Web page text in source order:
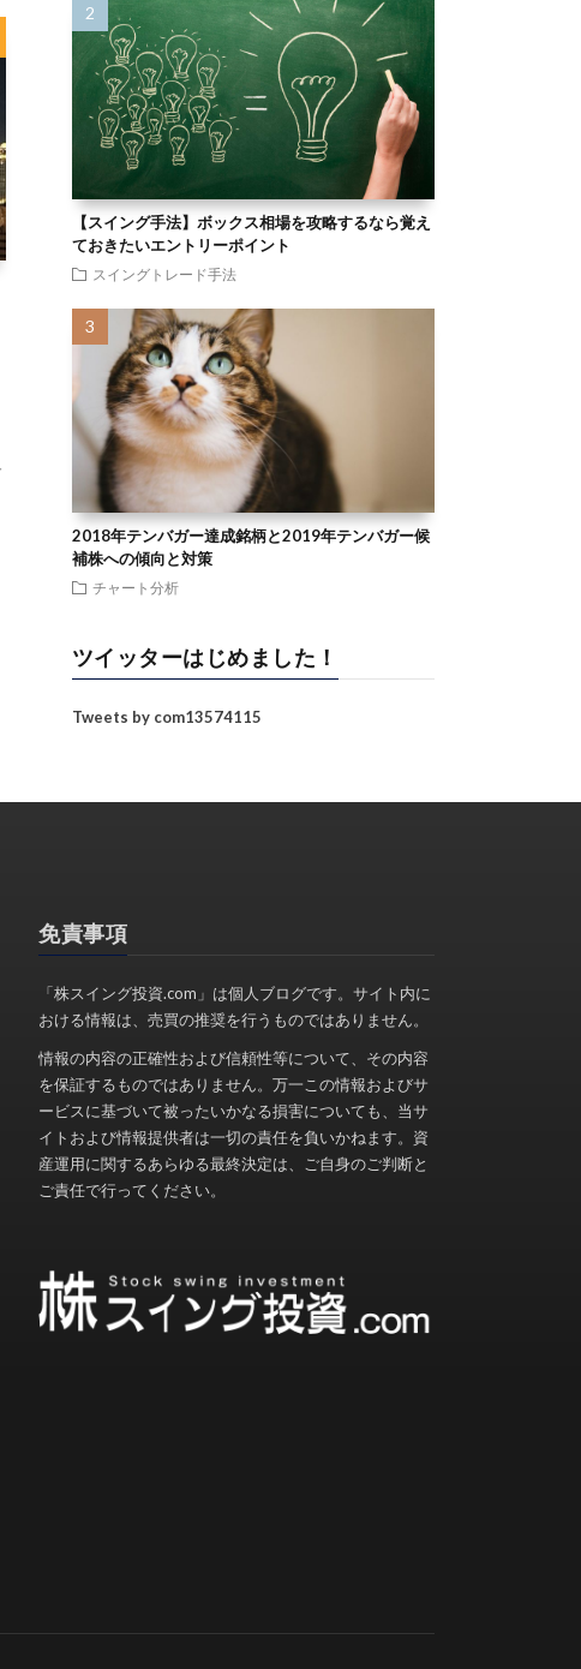
【スイング手法】ボックス相場を攻略するなら覚え
ておきたいエントリーポイント
スイングトレード手法
2018年テンバガー達成銘柄と2019年テンバガー候
補株への傾向と対策
チャート分析
ツイッターはじめました！
Tweets by com13574115
免責事項
「株スイング投資.com」は個人ブログです。サイト内に
おける情報は、売買の推奨を行うものではありません。
情報の内容の正確性および信頼性等について、その内容
を保証するものではありません。万一この情報およびサ
ービスに基づいて被ったいかなる損害についても、当サ
イトおよび情報提供者は一切の責任を負いかねます。資
産運用に関するあらゆる最終決定は、ご自身のご判断と
ご責任で行ってください。